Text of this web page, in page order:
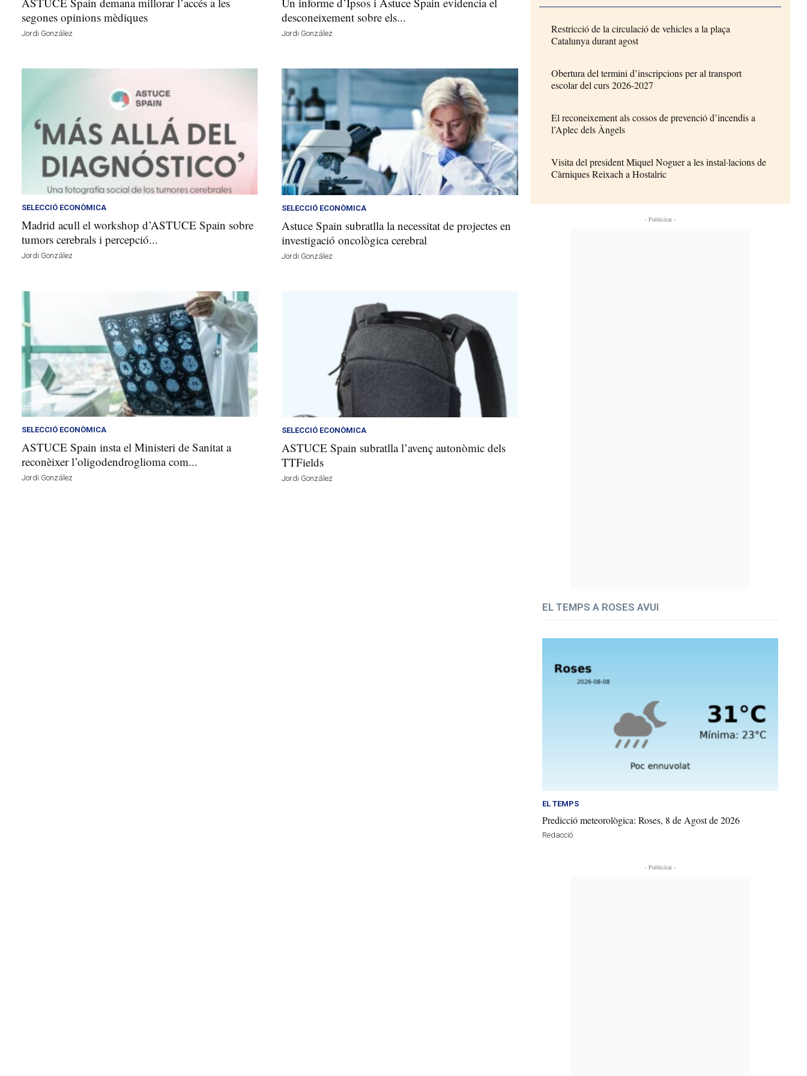
segones opinions mèdiques
Jordi González
desconeixement sobre els...
Jordi González
SELECCIÓ ECONÒMICA
Madrid acull el workshop d’ASTUCE Spain sobre
tumors cerebrals i percepció...
Jordi González
SELECCIÓ ECONÒMICA
Astuce Spain subratlla la necessitat de projectes en
investigació oncològica cerebral
Jordi González
SELECCIÓ ECONÒMICA
ASTUCE Spain insta el Ministeri de Sanitat a
reconèixer l’oligodendroglioma com...
Jordi González
SELECCIÓ ECONÒMICA
ASTUCE Spain subratlla l’avenç autonòmic dels
TTFields
Jordi González
Restricció de la circulació de vehicles a la plaça
Catalunya durant agost
Obertura del termini d’inscripcions per al transport
escolar del curs 2026-2027
El reconeixement als cossos de prevenció d’incendis a
l’Aplec dels Àngels
Visita del president Miquel Noguer a les instal·lacions de
Càrniques Reixach a Hostalric
- Publicitat -
EL TEMPS A ROSES AVUI
EL TEMPS
Predicció meteorològica: Roses, 8 de Agost de 2026
Redacció
- Publicitat -